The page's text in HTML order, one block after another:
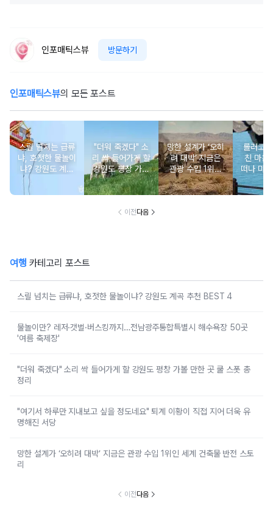
인포매틱스뷰 방문하기
인포매틱스뷰의 모든 포스트
스릴 넘치는 급류
냐, 호젓한 물놀이
냐? 강원도 계곡
추천 BEST 4
"더워 죽겠다" 소
리 싹 들어가게 할
강원도 평창 가볼
만한 곳 쿨 스폿
총정리
망한 설계가 ‘오히
려 대박’ 지금은
관광 수입 1위인
세계 건축물 반전
스토리
롤러코
친 마음
떠나 마
링 여
이전다음
여행 카테고리 포스트
스릴 넘치는 급류냐, 호젓한 물놀이냐? 강원도 계곡 추천 BEST 4
물놀이만? 레저·갯벌·버스킹까지…전남광주통합특별시 해수욕장 50곳
'여름 축제장'
"더워 죽겠다" 소리 싹 들어가게 할 강원도 평창 가볼 만한 곳 쿨 스폿 총
정리
"여기서 하루만 지내보고 싶을 정도네요" 퇴계 이황이 직접 지어 더욱 유
명해진 서당
망한 설계가 ‘오히려 대박’ 지금은 관광 수입 1위인 세계 건축물 반전 스토
리
이전다음